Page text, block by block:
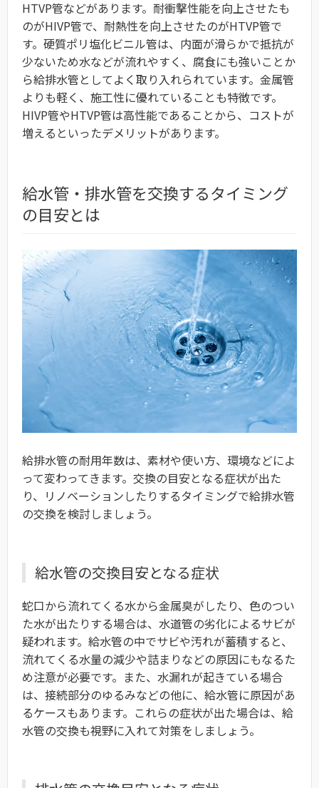
HTVP管などがあります。耐衝撃性能を向上させたも
のがHIVP管で、耐熱性を向上させたのがHTVP管で
す。硬質ポリ塩化ビニル管は、内面が滑らかで抵抗が
少ないため水などが流れやすく、腐食にも強いことか
ら給排水管としてよく取り入れられています。金属管
よりも軽く、施工性に優れていることも特徴です。
HIVP管やHTVP管は高性能であることから、コストが
増えるといったデメリットがあります。
給水管・排水管を交換するタイミング
の目安とは
給排水管の耐用年数は、素材や使い方、環境などによ
って変わってきます。交換の目安となる症状が出た
り、リノベーションしたりするタイミングで給排水管
の交換を検討しましょう。
給水管の交換目安となる症状
蛇口から流れてくる水から金属臭がしたり、色のつい
た水が出たりする場合は、水道管の劣化によるサビが
疑われます。給水管の中でサビや汚れが蓄積すると、
流れてくる水量の減少や詰まりなどの原因にもなるた
め注意が必要です。また、水漏れが起きている場合
は、接続部分のゆるみなどの他に、給水管に原因があ
るケースもあります。これらの症状が出た場合は、給
水管の交換も視野に入れて対策をしましょう。